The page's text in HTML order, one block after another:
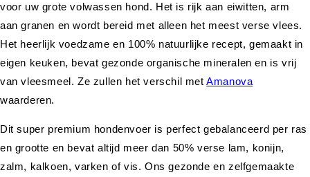
voor uw grote volwassen hond. Het is rijk aan eiwitten, arm
aan granen en wordt bereid met alleen het meest verse vlees.
Het heerlijk voedzame en 100% natuurlijke recept, gemaakt in
eigen keuken, bevat gezonde organische mineralen en is vrij
van vleesmeel. Ze zullen het verschil metAmanova
waarderen.
Dit super premium hondenvoer is perfect gebalanceerd per ras
en grootte en bevat altijd meer dan 50% verse lam, konijn,
zalm, kalkoen, varken of vis. Ons gezonde en zelfgemaakte